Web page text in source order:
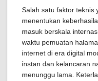
Salah satu faktor teknis
menentukan
masuk berskala
waktu pemuatan
internet di era digital
instan dan kelancaran
menunggu lama.